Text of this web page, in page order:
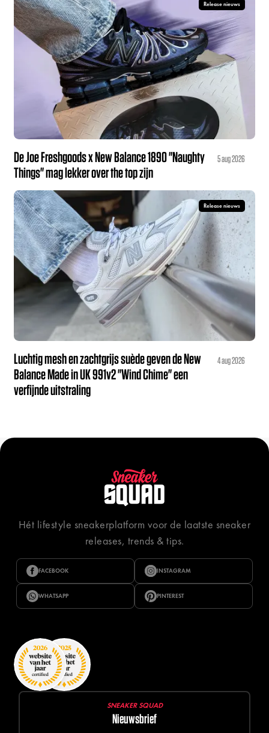
Release nieuws
De Joe Freshgoods x New Balance 1890 "Naughty
Things" mag lekker over the top zijn
5 aug 2026
Release nieuws
Luchtig mesh en zachtgrijs suède geven de New
Balance Made in UK 991v2 "Wind Chime" een
verfijnde uitstraling
4 aug 2026
Hét lifestyle sneakerplatform voor de laatste sneaker
releases, trends & tips.
FACEBOOK INSTAGRAM
WHATSAPP PINTEREST
SNEAKER SQUAD
Nieuwsbrief